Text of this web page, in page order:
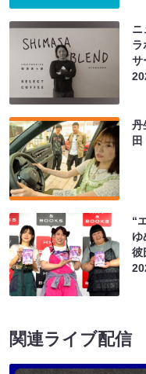
ニ
ラ
サ
丹
“
ゆ
彼
関連ライブ配信